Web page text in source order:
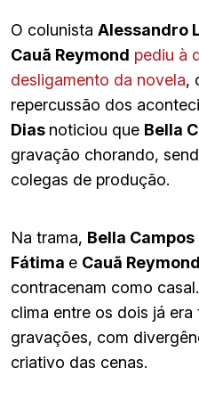
O colunista Alessandro
Cauã Reymond pediu à
desligamento da novela,
repercussão dos
Dias noticiou que Bella
gravação chorando,
colegas de produção.
Na trama, Bella Campos
Fátima e Cauã Reymond
contracenam como
clima entre os dois já
gravações, com
criativo das cenas.